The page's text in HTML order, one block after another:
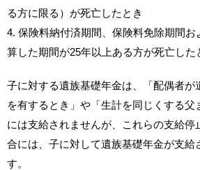
る方に限る）が死亡したとき
4. 保険料納付済期間、保険料免除期間お
算した期間が25年以上ある方が死亡した
子に対する遺族基礎年金は、「配偶者が
を有するとき」や「生計を同じくする父
には支給されませんが、これらの支給停
合には、子に対して遺族基礎年金が支給
す。